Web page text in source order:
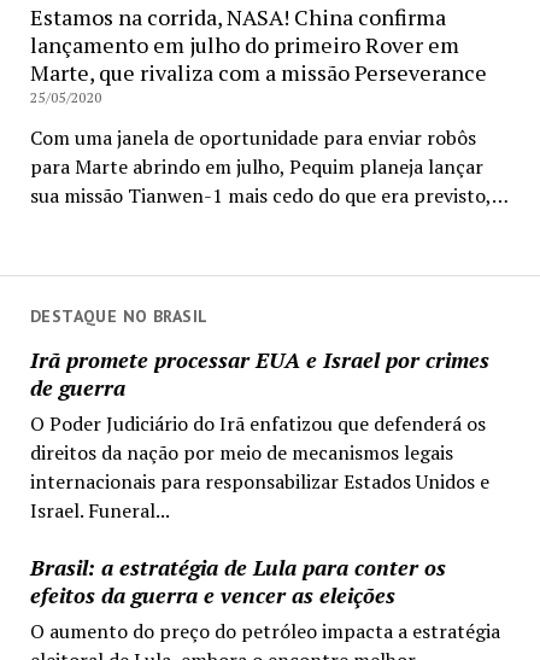
DESTAQUE NO BRASIL
Irã promete processar EUA e Israel por crimes
de guerra
O Poder Judiciário do Irã enfatizou que defenderá os
direitos da nação por meio de mecanismos legais
internacionais para responsabilizar Estados Unidos e
Israel. Funeral...
Brasil: a estratégia de Lula para conter os
efeitos da guerra e vencer as eleições
O aumento do preço do petróleo impacta a estratégia
Estamos na corrida, NASA! China confirma
lançamento em julho do primeiro Rover em
Marte, que rivaliza com a missão Perseverance
25/05/2020
Com uma janela de oportunidade para enviar robôs
para Marte abrindo em julho, Pequim planeja lançar
sua missão Tianwen-1 mais cedo do que era previsto,…